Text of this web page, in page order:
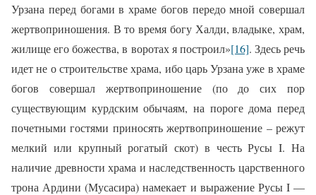
Урзана перед богами в храме богов передо мной совершал
жертвоприношения. В то время богу Халди, владыке, храм,
жилище его божества, в воротах я построил»[16]. Здесь речь
идет не о строительстве храма, ибо царь Урзана уже в храме
богов совершал жертвоприношение (по до сих пор
существующим курдским обычаям, на пороге дома перед
почетными гостями приносять жертвоприношение – режут
мелкий или крупный рогатый скот) в честь Русы I. На
наличие древности храма и наследственность царственного
трона Ардини (Мусасира) намекает и выражение Русы I —